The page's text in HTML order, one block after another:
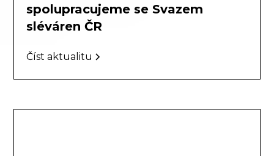
spolupracujeme se Svazem
sléváren ČR
Číst aktualitu